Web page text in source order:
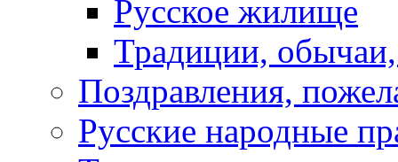
Русское жилище
Традиции,
Поздравления,
Русские народные